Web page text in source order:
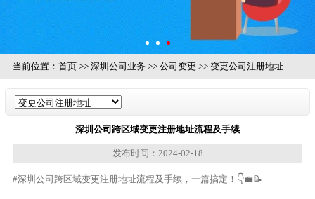
当前位置： 首页>> 深圳公司业务 >> 公司变更 >> 变更公司注册地址
深圳公司跨区域变更注册地址流程及手续
发布时间：2024-02-18
#深圳公司跨区域变更注册地址流程及手续，一篇搞定！👇💼📝